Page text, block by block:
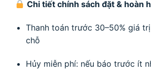
Chi tiết chính sách đặt & hoàn
Thanh toán trước 30–50% giá
chỗ
Hủy miễn phí: nếu báo trước ít